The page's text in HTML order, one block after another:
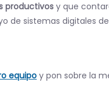
productivos y que
de sistemas digitales
equipo y pon sobre la